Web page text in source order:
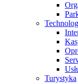
Turystyka